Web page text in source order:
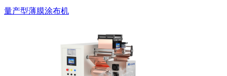
量产型薄膜涂布机